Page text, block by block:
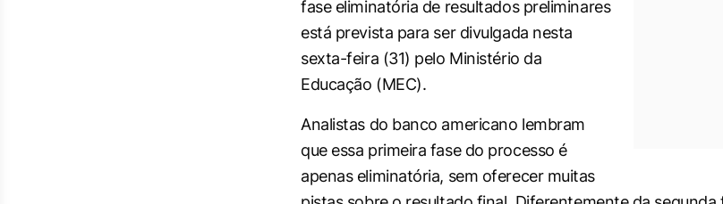
fase eliminatória de resultados preliminares
está prevista para ser divulgada nesta
sexta-feira (31) pelo Ministério da
Educação (MEC).
Analistas do banco americano lembram
que essa primeira fase do processo é
apenas eliminatória, sem oferecer muitas